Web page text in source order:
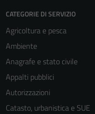
CATEGORIE DI SERVIZIO
Agricoltura e pesca
Ambiente
Anagrafe e stato civile
Appalti pubblici
Autorizzazioni
Catasto, urbanistica e SUE